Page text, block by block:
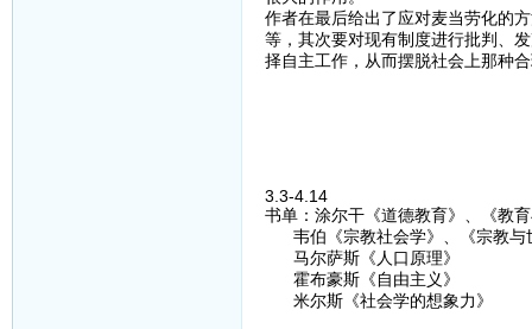
作者在最后给出了应对麦当劳化的
等，其次要对现有制度进行批判、
择自主工作，从而摆脱社会上那种
3.3-4.14
书单：涂尔干《道德教育》、《教
韦伯《宗教社会学》、《宗教与
马尔萨斯《人口原理》
霍布豪斯《自由主义》
米尔斯《社会学的想象力》